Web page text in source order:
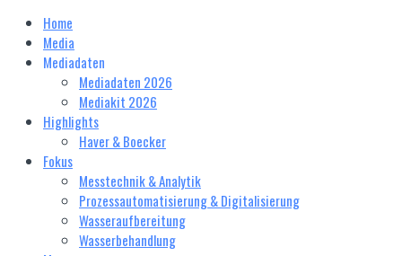
Home
Media
Mediadaten
Mediadaten 2026
Mediakit 2026
Highlights
Haver & Boecker
Fokus
Messtechnik & Analytik
Prozessautomatisierung & Digitalisierung
Wasseraufbereitung
Wasserbehandlung